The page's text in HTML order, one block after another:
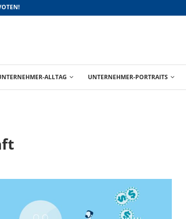
ALLTAG UNTERNEHMER-PORTRAITS